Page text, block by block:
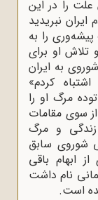
را در این
نبریدید
را به
او براى
به ایران
کردم»
مرگ او را
سوى مقامات
و مرگ
شوروى سابق
ابهام باقى
نام داشت
است.